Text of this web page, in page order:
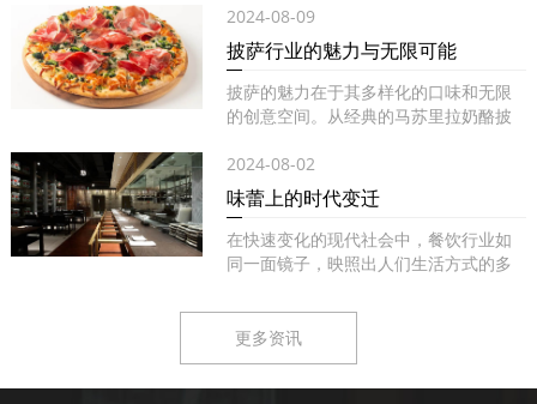
2024-08-09
披萨行业的魅力与无限可能
披萨的魅力在于其多样化的口味和无限
的创意空间。从经典的马苏里拉奶酪披
2024-08-02
味蕾上的时代变迁
在快速变化的现代社会中，餐饮行业如
同一面镜子，映照出人们生活方式的多
更多资讯